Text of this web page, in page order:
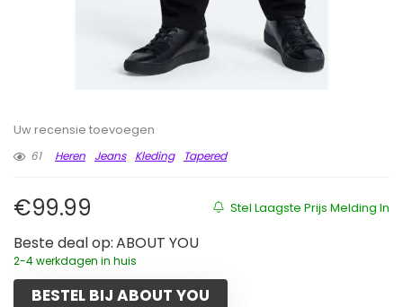
Uw recensie toevoegen
61
Heren Jeans Kleding Tapered
Stel Laagste Prijs Melding In
€99.99
Beste deal op: ABOUT YOU
2-4 werkdagen in huis
BESTEL BIJ ABOUT YOU